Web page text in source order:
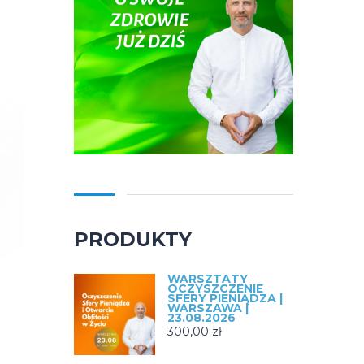
PRODUKTY
WARSZTATY
OCZYSZCZENIE
SFERY PIENIĄDZA |
WARSZAWA |
23.08.2026
300,00 zł